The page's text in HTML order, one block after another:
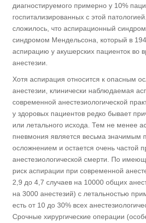
диагностируемого примерно у 10%
госпитализированных с этой
сложилось, что аспирационный
синдромом Мендельсона, который в
аспирацию у акушерских пациенток во
анестезии.
Хотя аспирация относится к опасным
анестезии, клинически наблюдаемая
современной анестезиологической
у здоровых пациентов редко бывает
или летального исхода. Тем не менее
пневмония является весьма значимым
осложнением и остается очень частой
анестезиологической смерти. По
риск аспирации при современной
2,9 до 4,7 случаев на 10000 общих
на 3000 анестезий) с летальностью
есть от 10 до 30% всех
Срочные хирургические операции